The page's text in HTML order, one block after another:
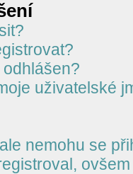
uživatelské
nemohu se